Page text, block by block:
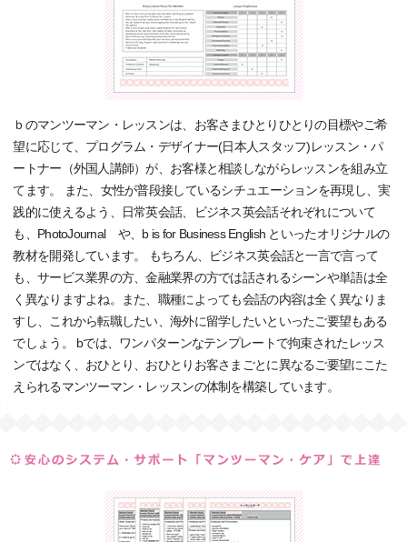
ｂのマンツーマン・レッスンは、お客さまひとりひとりの目標やご希
望に応じて、プログラム・デザイナー(日本人スタッフ)レッスン・パ
ートナー（外国人講師）が、お客様と相談しながらレッスンを組み立
てます。 また、女性が普段接しているシチュエーションを再現し、実
践的に使えるよう、日常英会話、ビジネス英会話それぞれについて
も、PhotoJournal や、b is for Business English といったオリジナルの
教材を開発しています。 もちろん、ビジネス英会話と一言で言って
も、サービス業界の方、金融業界の方では話されるシーンや単語は全
く異なりますよね。また、職種によっても会話の内容は全く異なりま
すし、これから転職したい、海外に留学したいといったご要望もある
でしょう。 bでは、ワンパターンなテンプレートで拘束されたレッス
ンではなく、おひとり、おひとりお客さまごとに異なるご要望にこた
えられるマンツーマン・レッスンの体制を構築しています。